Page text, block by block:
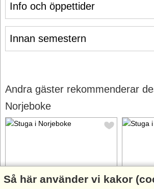
Info och öppettider
Innan semestern
Andra gäster rekommenderar
Norjeboke
Stugnr: 57501 Stugnr:
Så här använder vi kakor